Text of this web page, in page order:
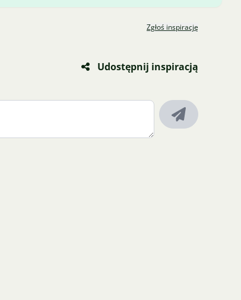
Zgłoś inspirację
Udostępnij inspiracją